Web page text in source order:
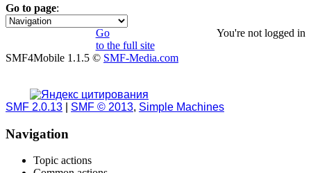
Go to page:
1
You're not logged in
Go
to the full site
SMF4Mobile 1.1.5 © SMF-Media.com
SMF 2.0.13 SMF © 2013, Simple Machines
Navigation
Topic actions